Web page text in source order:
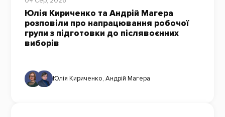
Юлія Кириченко та Андрій Магера
розповіли про напрацювання робочої
групи з підготовки до післявоєнних
виборів
Юлія Кириченко, Андрій Магера